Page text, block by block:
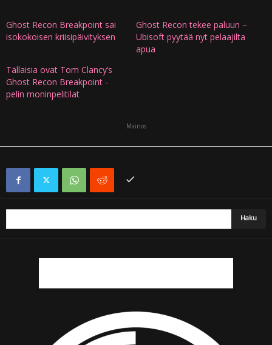
Ghost Recon Breakpoint sai
isokokoisen kriisipäivityksen
Ghost Recon tekee paluun –
Ubisoft pyytää nyt pelaajilta
apua
Tällaisia ovat Tom Clancy’s
Ghost Recon Breakpoint -
pelin moninpelitilat
Mainos